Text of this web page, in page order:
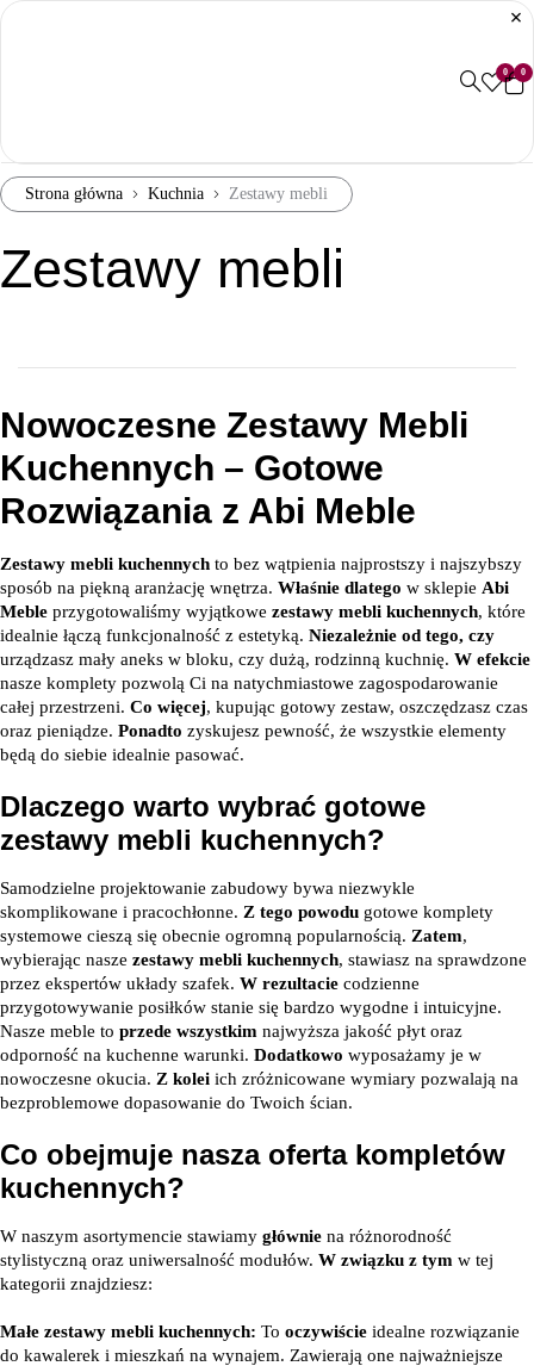
0 0
Strona główna Kuchnia Zestawy mebli
Zestawy mebli
Nowoczesne Zestawy Mebli
Kuchennych – Gotowe
Rozwiązania z Abi Meble
Zestawy mebli kuchennych to bez wątpienia najprostszy i najszybszy
sposób na piękną aranżację wnętrza. Właśnie dlatego w sklepie Abi
Meble przygotowaliśmy wyjątkowe zestawy mebli kuchennych, które
idealnie łączą funkcjonalność z estetyką. Niezależnie od tego, czy
urządzasz mały aneks w bloku, czy dużą, rodzinną kuchnię. W efekcie
nasze komplety pozwolą Ci na natychmiastowe zagospodarowanie
całej przestrzeni. Co więcej, kupując gotowy zestaw, oszczędzasz czas
oraz pieniądze. Ponadto zyskujesz pewność, że wszystkie elementy
będą do siebie idealnie pasować.
Dlaczego warto wybrać gotowe
zestawy mebli kuchennych?
Samodzielne projektowanie zabudowy bywa niezwykle
skomplikowane i pracochłonne. Z tego powodu gotowe komplety
systemowe cieszą się obecnie ogromną popularnością. Zatem,
wybierając nasze zestawy mebli kuchennych, stawiasz na sprawdzone
przez ekspertów układy szafek. W rezultacie codzienne
przygotowywanie posiłków stanie się bardzo wygodne i intuicyjne.
Nasze meble to przede wszystkim najwyższa jakość płyt oraz
odporność na kuchenne warunki. Dodatkowo wyposażamy je w
nowoczesne okucia. Z kolei ich zróżnicowane wymiary pozwalają na
bezproblemowe dopasowanie do Twoich ścian.
Co obejmuje nasza oferta kompletów
kuchennych?
W naszym asortymencie stawiamy głównie na różnorodność
stylistyczną oraz uniwersalność modułów. W związku z tym w tej
kategorii znajdziesz:
Małe zestawy mebli kuchennych: To oczywiście idealne rozwiązanie
do kawalerek i mieszkań na wynajem. Zawierają one najważniejsze